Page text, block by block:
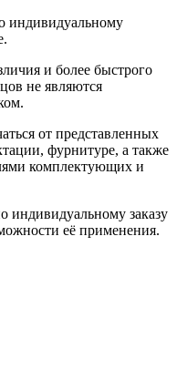
индивидуальному
и более быстрого
не являются
от представленных
фурнитуре, а также
комплектующих и
индивидуальному заказу
её применения.